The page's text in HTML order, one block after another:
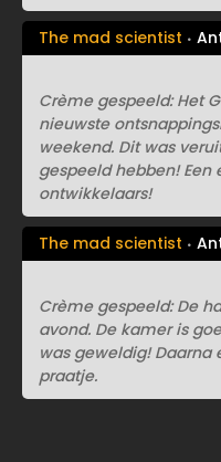
The mad scientist
Crème gespeeld: Het
nieuwste
weekend. Dit was
gespeeld hebben! Een
ontwikkelaars!
The mad scientist
Crème gespeeld: De
avond. De kamer is
was geweldig! Daarna
praatje.